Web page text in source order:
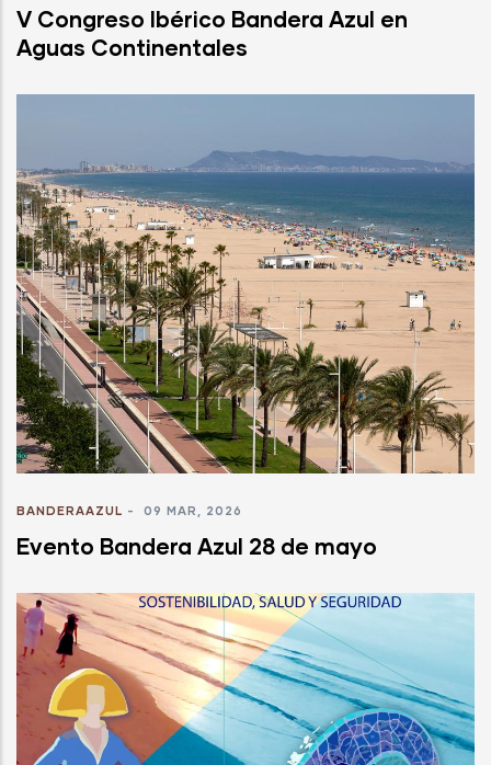
V Congreso Ibérico Bandera Azul en
Aguas Continentales
BANDERAAZUL - 09 MAR, 2026
Evento Bandera Azul 28 de mayo